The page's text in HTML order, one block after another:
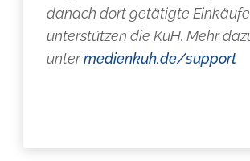
danach dort getätigte Einkäufe
unterstützen die KuH. Mehr
untermedienkuh.de/support